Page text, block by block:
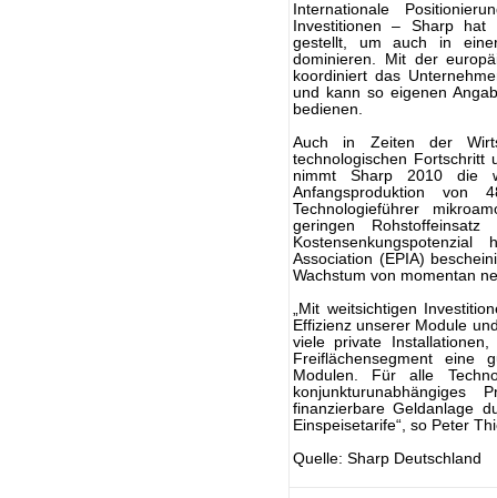
Internationale
Investitionen – Sharp
gestellt, um auch in
dominieren. Mit der
koordiniert das
und kann so eigenen
bedienen.
Auch in Zeiten der
technologischen Fortschritt
nimmt Sharp 2010 die
Anfangsproduktion
Technologieführer
geringen
Association (EPIA)
Wachstum von momentan
„Mit weitsichtigen
Effizienz unserer Module
viele private
Freiflächensegment eine
Modulen. Für alle
finanzierbare Geldanlage
Einspeisetarife“, so Peter
Quelle: Sharp Deutschland